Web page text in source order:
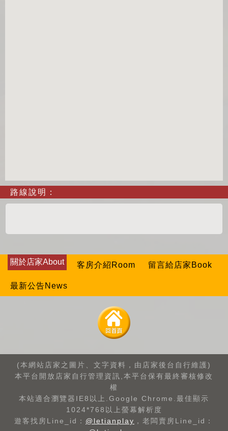
路線說明：
關於店家About 客房介紹Room 留言給店家Book
最新公告News
(本網站店家之圖片、文字資料，由店家後台自行維護)
本平台開放店家自行管理資訊,本平台保有最終審核修改
權
本站適合瀏覽器IE8以上.Google Chrome.最佳顯示
1024*768以上螢幕解析度
遊客找房Line_id： @letianplay ，老闆賣房Line_id：